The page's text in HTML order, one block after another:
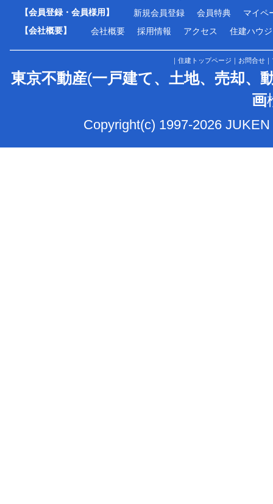
【会員登録・会員様用】
新規会員登録 会員特典
マイペ
【会社概要】
会社概要 採用情報 アクセス 住建ハウ
｜ 住建トップページ ｜ お問合せ ｜
東京不動産(一戸建て、土地、売却、
画
Copyright(c) 1997-2026